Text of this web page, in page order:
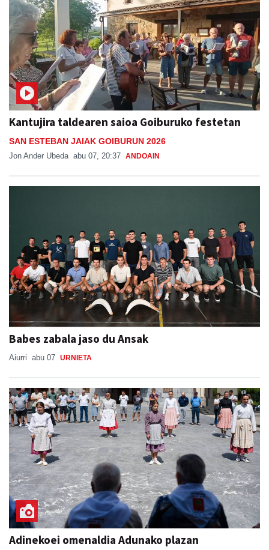
Kantujira taldearen saioa Goiburuko festetan
SAN ESTEBAN JAIAK GOIBURUN 2026
Jon Ander Ubeda abu 07, 20:37 ANDOAIN
Babes zabala jaso du Ansak
Aiurri abu 07 URNIETA
Adinekoei omenaldia Adunako plazan